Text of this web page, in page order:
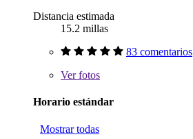
Distancia estimada
15.2 millas
83 comentarios
Verfotos
Horario estándar
Mostrar todas